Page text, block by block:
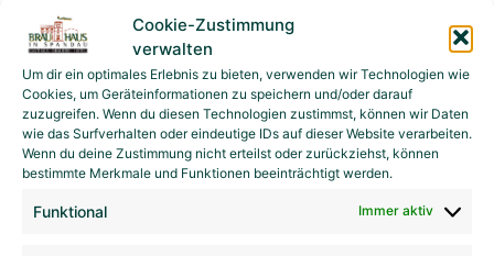
Cookie-Zustimmung
verwalten
Um dir ein optimales Erlebnis zu bieten, verwenden wir Technologien wie
Cookies, um Geräteinformationen zu speichern und/oder darauf
zuzugreifen. Wenn du diesen Technologien zustimmst, können wir Daten
wie das Surfverhalten oder eindeutige IDs auf dieser Website verarbeiten.
Wenn du deine Zustimmung nicht erteilst oder zurückziehst, können
bestimmte Merkmale und Funktionen beeinträchtigt werden.
Funktional Immer aktiv